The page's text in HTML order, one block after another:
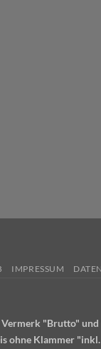
IMPRESSUM
"Brutto"
ohne Klammer